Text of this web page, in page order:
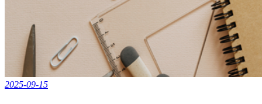
2025-09-15